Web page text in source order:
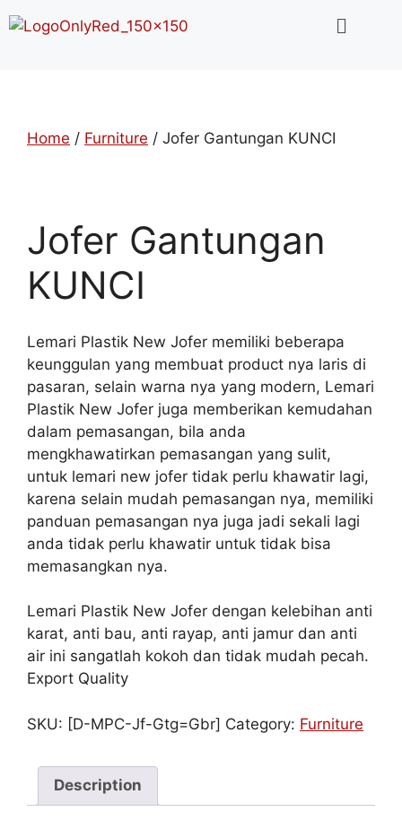
Home / Furniture / Jofer Gantungan KUNCI
Jofer Gantungan
KUNCI
Lemari Plastik New Jofer memiliki beberapa
keunggulan yang membuat product nya laris di
pasaran, selain warna nya yang modern, Lemari
Plastik New Jofer juga memberikan kemudahan
dalam pemasangan, bila anda
mengkhawatirkan pemasangan yang sulit,
untuk lemari new jofer tidak perlu khawatir lagi,
karena selain mudah pemasangan nya, memiliki
panduan pemasangan nya juga jadi sekali lagi
anda tidak perlu khawatir untuk tidak bisa
memasangkan nya.
Lemari Plastik New Jofer dengan kelebihan anti
karat, anti bau, anti rayap, anti jamur dan anti
air ini sangatlah kokoh dan tidak mudah pecah.
Export Quality
SKU: [D-MPC-Jf-Gtg=Gbr] Category: Furniture
Description